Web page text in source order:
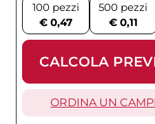
100 pezzi
€ 0,47
500 pezzi
€ 0,11
CALCOLA
ORDINA UN